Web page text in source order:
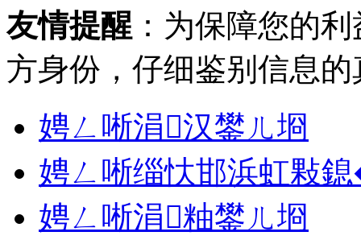
友情提醒 ：为保障您的
方身份，仔细鉴别信息
娉ㄥ唽涓汉鐢ㄦ埛
娉ㄥ唽缁忕邯浜虹敤
娉ㄥ唽涓粙鐢ㄦ埛